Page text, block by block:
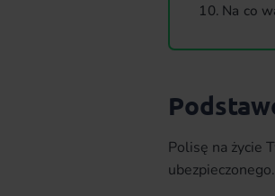
Na co
Polisę na życie
ubezpieczonego.